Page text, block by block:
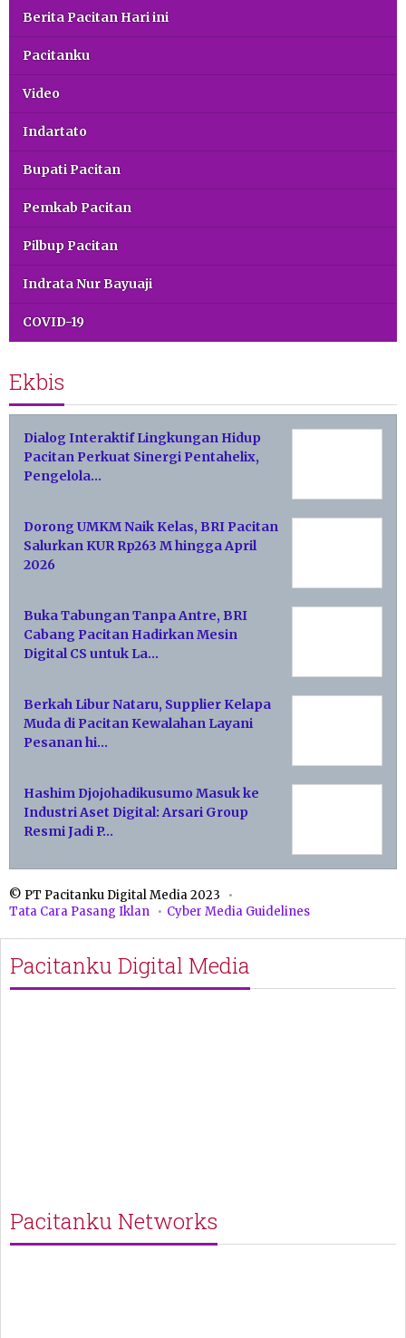
Berita Pacitan Hari ini
Pacitanku
Video
Indartato
Bupati Pacitan
Pemkab Pacitan
Pilbup Pacitan
Indrata Nur Bayuaji
COVID-19
Ekbis
Dialog Interaktif Lingkungan Hidup
Pacitan Perkuat Sinergi Pentahelix,
Pengelola…
Dorong UMKM Naik Kelas, BRI Pacitan
Salurkan KUR Rp263 M hingga April
2026
Buka Tabungan Tanpa Antre, BRI
Cabang Pacitan Hadirkan Mesin
Digital CS untuk La…
Berkah Libur Nataru, Supplier Kelapa
Muda di Pacitan Kewalahan Layani
Pesanan hi…
Hashim Djojohadikusumo Masuk ke
Industri Aset Digital: Arsari Group
Resmi Jadi P…
© PT Pacitanku Digital Media 2023
Tata Cara Pasang Iklan
Cyber Media Guidelines
Pacitanku Digital Media
Pacitanku Networks